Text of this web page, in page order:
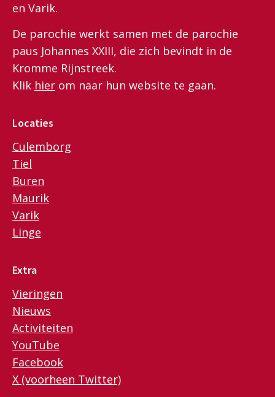
en Varik.
De parochie werkt samen met de parochie
paus Johannes XXIII, die zich bevindt in de
Kromme Rijnstreek.
Klik hier om naar hun website te gaan.
Locaties
Culemborg
Tiel
Buren
Maurik
Varik
Linge
Extra
Vieringen
Nieuws
Activiteiten
YouTube
Facebook
X (voorheen Twitter)